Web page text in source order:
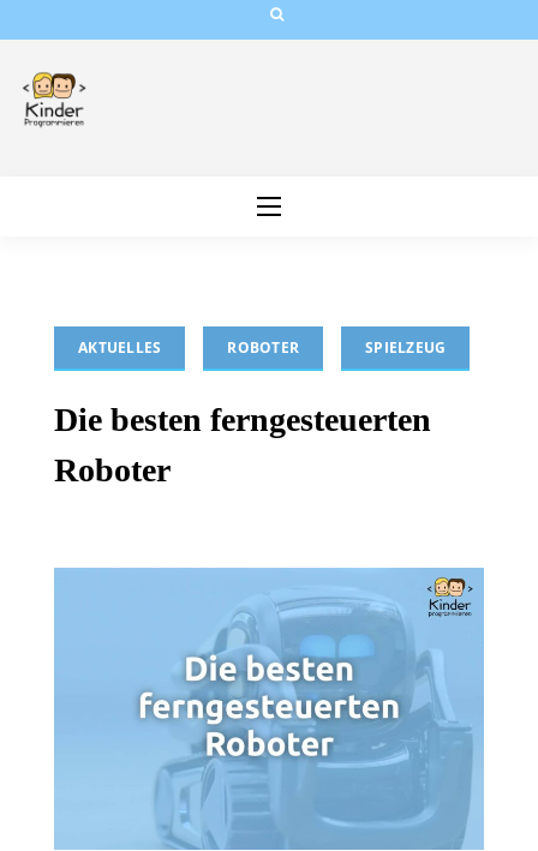
content
AKTUELLES ROBOTER SPIELZEUG
Die besten ferngesteuerten
Roboter